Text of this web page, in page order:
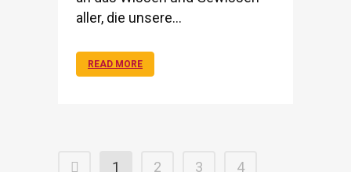
aller, die unsere...
READ MORE
1 2 3
4